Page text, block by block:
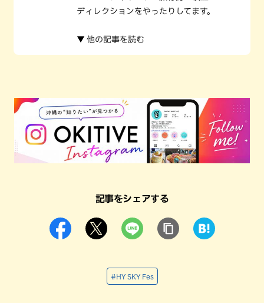
ディレクションをやったりしてます。
▼ 他の記事を読む
記事をシェアする
#HY SKY Fes